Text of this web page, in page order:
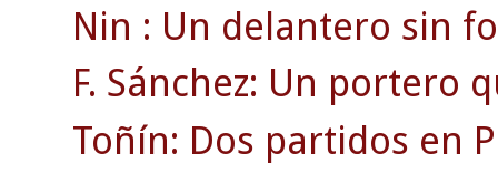
Nin : Un delantero sin
F. Sánchez: Un portero
Toñín: Dos partidos en